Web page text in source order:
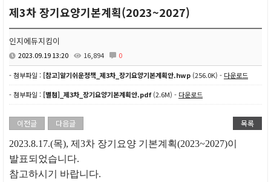
제3차 장기요양기본계획(2023~2027)
인지에듀지킴이
2023.09.19 13:20 16,894 0
- 첨부파일 : [참고]알기쉬운정책_제3차_장기요양기본계획안.hwp (256.0K) - 다운로드
- 첨부파일 : [별첨]_제3차_장기요양기본계획안.pdf(2.6M) - 다운로드
이전글 다음글
목록
2023.8.17.(목), 제3차 장기요양 기본계획(2023~2027)이
발표되었습니다.
참고하시기 바랍니다.